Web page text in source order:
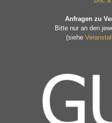
Anfragen zu
Bitte nur an den
(siehe